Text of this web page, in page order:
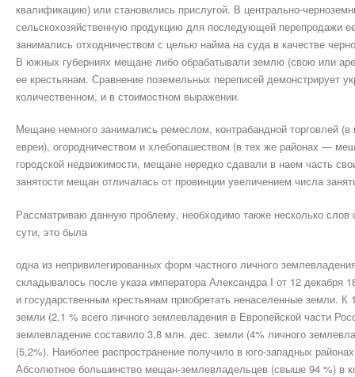
квалификацию) или становились прислугой. В центрально-
сельскохозяйственную продукцию для последующей перепродажи
занимались отходничеством с целью найма на суда в качестве
В южных губерниях мещане либо обрабатывали землю (свою или
ее крестьянам. Сравнение поземельных переписей демонстрирует
количественном, и в стоимостном выражении.
Мещане немного занимались ремеслом, контрабандной торговлей
евреи), огородничеством и хлебопашеством (в тех же районах —
городской недвижимости, мещане нередко сдавали в наем часть
занятости мещан отличалась от провинции увеличением числа
Рассматриваю данную проблему, необходимо также несколько
сути, это была
одна из непривилегированных форм частного личного
складывалось после указа императора Александра I от 12 декабря
и государственным крестьянам приобретать ненаселенные земли.
земли (2,1 % всего личного землевладения в Европейской части
землевладение составило 3,8 млн. дес. земли (4% личного
(5,2%). Наиболее распространение получило в юго-западных
Абсолютное большинство мещан-землевладельцев (свыше 94 %) в